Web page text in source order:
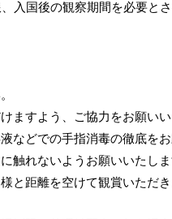
入国後の観察期間を必要
ますよう、ご協力をお願いい
などでの手指消毒の徹底をお
触れないようお願いいたしま
と距離を空けて観賞いただ